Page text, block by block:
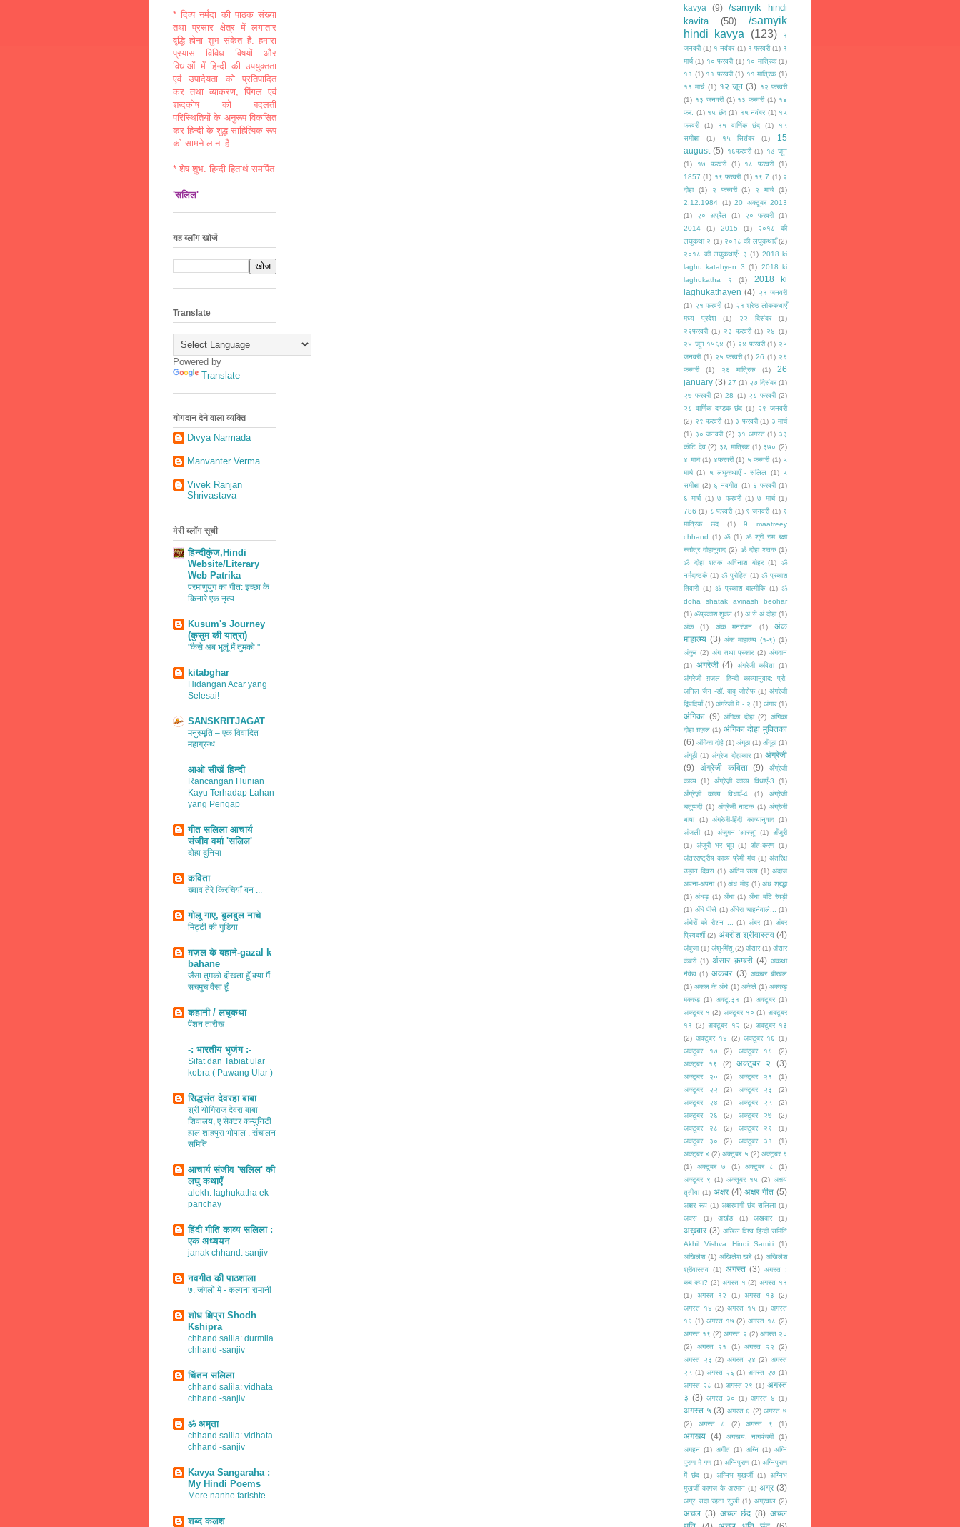
* दिव्य नर्मदा की पाठक संख्या
तथा प्रसार क्षेत्र में लगातार
वृद्धि होना शुभ संकेत है. हमारा
प्रयास विविध विषयों और
विधाओं में हिन्दी की उपयुक्तता
एवं उपादेयता को प्रतिपादित
कर तथा व्याकरण, पिंगल एवं
शब्दकोष को बदलती
परिस्थितियों के अनुरूप विकसित
कर हिन्दी के शुद्ध साहित्यिक रूप
को सामने लाना है.
* शेष शुभ. हिन्दी हितार्थ समर्पित
'सलिल'
यह ब्लॉग खोजें
Translate
Powered by
Translate
योगदान देने वाला व्यक्ति
Divya Narmada
Manvanter Verma
Vivek Ranjan
Shrivastava
मेरी ब्लॉग सूची
हिन्दीकुंज,Hindi
Website/Literary
Web Patrika
परमाणुयुग का गीत: इच्छा के
किनारे एक नृत्य
Kusum's Journey
(कुसुम की यात्रा)
"कैसे अब भूलूं मैं तुमको "
kitabghar
Hidangan Acar yang
Selesai!
SANSKRITJAGAT
मनुस्मृति – एक विवादित
महाग्रन्थ
आओ सीखें हिन्दी
Rancangan Hunian
Kayu Terhadap Lahan
yang Pengap
गीत सलिला आचार्य
संजीव वर्मा 'सलिल'
दोहा दुनिया
कविता
ख्वाव तेरे किरचियाँ बन ...
गोलू गाए, बुलबुल नाचे
मिट्टी की गुडिया
ग़ज़ल के बहाने-gazal k
bahane
जैसा तुमको दीखता हूँ क्या मैं
सचमुच वैसा हूँ
कहानी / लघुकथा
पेंशन तारीख
-: भारतीय भुजंग :-
Sifat dan Tabiat ular
kobra ( Pawang Ular )
सिद्धसंत देवरहा बाबा
श्री योगिराज देवरा बाबा
शिवालय, ए सेक्टर कम्युनिटी
हाल शाहपुरा भोपाल : संचालन
समिति
आचार्य संजीव 'सलिल' की
लघु कथाएँ
alekh: laghukatha ek
parichay
हिंदी गीति काव्य सलिला :
एक अध्ययन
janak chhand: sanjiv
नवगीत की पाठशाला
७. जंगलों में - कल्पना रामानी
शोध क्षिप्रा Shodh
Kshipra
chhand salila: durmila
chhand -sanjiv
चिंतन सलिला
chhand salila: vidhata
chhand -sanjiv
ॐ अमृता
chhand salila: vidhata
chhand -sanjiv
Kavya Sangaraha :
My Hindi Poems
Mere nanhe farishte
शब्द कलश
kavya
(9)
/samyik hindi
kavita
(50)
/samyik
hindi kavya
(123)
१
जनवरी (1) १ नवंबर (1) १ फरवरी (1) १
मार्च (1) १० फरवरी (1) १० मात्रिक (1)
११ (1) ११ फरवरी (1) ११ मात्रिक (1)
११ मार्च (1) १२ जून (3) १२ फरवरी
(1) १३ जनवरी (1) १३ फरवरी (1) १४
फर. (1) १५ छंद (1) १५ नवंबर (1) १५
फरवरी
(1) १५ वार्णिक छंद (1)
१५
समीक्षा
(1) १५ सितंबर (1)
15
august (5) १६फरवरी (1) १७ जून
(1)
१७ फरवरी (1) १८ फरवरी
(1)
1857 (1) १९ फरवरी (1) १९.7 (1) २
दोहा
(1) २ फरवरी (1) २ मार्च
(1)
2.12.1984 (1) 20 अक्टूबर 2013
(1)
२० अप्रैल (1) २० फरवरी
(1)
2014
(1) 2015 (1)
२०१८ की
लघुकथा २ (1) २०१८ की लघुकथाएँ (2)
२०१८ की लघुकथाएँ: ३ (1) 2018 ki
laghu katahyen 3 (1) 2018 ki
laghukatha २
(1)
2018 ki
laghukathayen (4) २१ जनवरी
(1) २१ फरवरी (1) २१ श्रेष्ठ लोककथाएँ
मध्य प्रदेश
(1) २२ दिसंबर
(1)
२२फरवरी (1) २३ फरवरी (1) २४ (1)
२४ जून १५६४ (1) २४ फरवरी (1) २५
जनवरी (1) २५ फरवरी (1) 26 (1) २६
फरवरी
(1) २६ मात्रिक (1)
26
january (3) 27 (1) २७ दिसंबर (1)
२७ फरवरी (2) 28 (1) २८ फरवरी (2)
२८ वार्णिक दण्डक छंद (1) २९ जनवरी
(2) २९ फरवरी (1) ३ फरवरी (1) ३ मार्च
(1) ३० जनवरी (2) ३१ अगस्त (1) ३३
कोटि देव (2) ३६ मात्रिक (1) ३७० (2)
४ मार्च (1) ४फरवरी (1) ५ फरवरी (1) ५
मार्च (1) ५ लघुकथाएँ - सलिल (1) ५
समीक्षा (2) ६ नवगीत (1) ६ फरवरी (1)
६ मार्च (1) ७ फरवरी (1) ७ मार्च (1)
786 (1) ८ फरवरी (1) ९ जनवरी (1) ९
मात्रिक छंद
(1)
9 maatreey
chhand (1) ॐ (1) ॐ श्री राम रक्षा
स्तोत्र दोहानुवाद (2) ॐ दोहा शतक (1)
ॐ दोहा शतक अविनाश बोहर
(1)
ॐ
नर्मदाष्टकं (1) ॐ पुरोहित (1) ॐ प्रकाश
तिवारी (1) ॐ प्रकाश बाल्मीकि (1) ॐ
doha shatak avinash beohar
(1) ॐप्रकाश शुक्ल (1) अ से अं दोहा (1)
अंक
(1) अंक मनरंजन (1)
अंक
माहात्म्य (3) अंक माहात्म्य (१-९) (1)
अंकुर (2) अंग तथा प्रकार (2) अंगदान
(1) अंगरेजी (4) अंगरेजी कविता (1)
अंगरेजी ग़ज़ल- हिन्दी काव्यानुवाद: प्रो.
अनिल जैन -डॉ. बाबु जोसेफ (1) अंगरेजी
द्विपदियाँ (1) अंगरेजी में - २ (1) अंगार (1)
अंगिका (9) अंगिका दोहा (2) अंगिका
दोहा ग़ज़ल (1) अंगिका दोहा मुक्तिका
(6) अंगिका दोहे (1) अंगूठा (1) अँगूठा (1)
अंगूठी (1) अंग्रेज दोहाकार (1) अंग्रेजी
(9)
अंग्रेजी कविता (9)
अँग्रेज़ी
काव्य (1) अँग्रेज़ी काव्य विधाएँ-3
(1)
अँग्रेज़ी काव्य विधाएँ-4
(1)
अंग्रेजी
चतुष्पदी (1) अंग्रेजी नाटक (1) अंग्रेजी
भाषा
(1) अंग्रेजी-हिंदी काव्यानुवाद (1)
अंजली (1) अंजुमन 'आरज़ू' (1) अँजुरी
(1) अंजुरी भर धूप (1) अंतःकरण (1)
अंतरराष्ट्रीय काव्य प्रेमी मंच (1) अंतरिक्ष
उड़ान दिवस (1) अंतिम सत्य (1) अंदाज
अपना-अपना (1) अंध मोह (1) अंध श्रद्धा
(1) अंधड़ (1) अँधा (1) अँधा बाँटे रेवड़ी
(1) अँधे पीसे (1) अँधेरा चाहनेवाले...
(1)
अंधेरों को रौशन ...
(1) अंबर (1) अंबर
प्रियदर्शी (2) अंबरीश श्रीवास्तव (4)
अंबुजा (1) अंशु-मिंशू (2) अंसार (1) अंसार
कंबरी (1) अंसार क़म्बरी (4) अकथा
नैवेद्य (1) अकबर (3) अकबर बीरबल
(1) अकल के अंधे (1) अकेले (1) अक्कड़
मक्कड़ (1) अक्टू.३१ (1) अक्टूबर (1)
अक्टूबर १ (2) अक्टूबर १० (1) अक्टूबर
११ (2) अक्टूबर १२ (2) अक्टूबर १३
(2) अक्टूबर १४ (2) अक्टूबर १६ (1)
अक्टूबर १७
(2) अक्टूबर १८
(2)
अक्टूबर १९
(2) अक्टूबर २ (3)
अक्टूबर २० (2) अक्टूबर २१
(1)
अक्टूबर २२
(2) अक्टूबर २३
(2)
अक्टूबर २४
(2) अक्टूबर २५
(2)
अक्टूबर २६
(2) अक्टूबर २७
(2)
अक्टूबर २८
(2) अक्टूबर २९
(1)
अक्टूबर ३०
(2) अक्टूबर ३१
(1)
अक्टूबर ४ (2) अक्टूबर ५ (2) अक्टूबर ६
(1)
अक्टूबर ७ (1) अक्टूबर ८
(1)
अक्टूबर ९ (1) अक्तूबर १५ (2) अक्षय
तृतीया (1) अक्षर (4) अक्षर गीत (5)
अक्षर रूप (1) अक्षरवाणी छंद सलिला (1)
अक्स
(1) अखंड (1) अखबार (1)
अख़बार (3) अखिल विश्व हिन्दी समिति
Akhil Vishva Hindi Samiti
(1)
अखिलेश (1) अखिलेश खरे (1) अखिलेश
श्रीवास्तव (1) अगस्त (3) अगस्त :
कब-क्या? (2) अगस्त १ (2) अगस्त ११
(1)
अगस्त १२ (1) अगस्त १३
(2)
अगस्त १४ (2) अगस्त १५ (1) अगस्त
१६ (1) अगस्त १७ (2) अगस्त १८ (2)
अगस्त १९ (2) अगस्त २ (2) अगस्त २०
(2)
अगस्त २१ (1) अगस्त २२
(2)
अगस्त २३ (2) अगस्त २४ (2) अगस्त
२५ (1) अगस्त २६ (1) अगस्त २७ (1)
अगस्त २८ (1) अगस्त २९ (1) अगस्त
३ (3) अगस्त ३० (1) अगस्त ४ (1)
अगस्त ५ (3) अगस्त ६ (2) अगस्त ७
(2)
अगस्त ८ (2) अगस्त ९ (1)
अगस्त्य (4) अगस्त्य. नागपंचमी
(1)
अगहन (1) अगीत (1) अग्नि (1) अग्नि
पुराण में गण (1) अग्निपुराण (1) अग्निपुराण
में छंद (1) अग्निभ मुखर्जी (1) अग्निभ
मुखर्जी कागज़ के अरमान (1) अग्र (3)
अग्र सदा रहता सुखी (1) अग्रवाल (2)
अचल (3) अचल छंद (8) अचल